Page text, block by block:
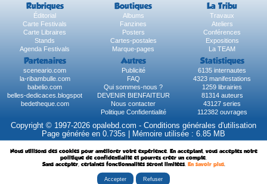
Rubriques Boutiques La Tribu
Éditorial Albums
Travaux
Carte Festivals
Fanzines
Ateliers
Carte Libraires
Posters
Conférences
Stands
Cartes-postales
Expositions
Agenda Festivals
Marque-pages La TEAM
Partenaires Autres Statistiques
sceneario.com Publicité
6135 internautes
la-ribambulle.com
FAQ
4323 manifestations
babelio.com
Qui sommes-nous ?
1259 librairies
belles-dedicaces.blogspot
DEVENIR BIENFAITEUR
81314 auteurs
bedetheque.com
Nous contacter
43127 series
Politique Confidentialité
112382 ouvrages
Copyright © 1997-2026 opalebd.com - Conditions générales d'utilisation
Page générée en 0.735s | Mémoire utilisée : 6.85 MB
Nous utilisons des cookies pour améliorer votre expérience. En acceptant, vous acceptez notre
politique de confidentialité et pourrez créer un compte.
Sans accepter, certaines fonctionnalités seront limitées. En savoir plus.
Accepter Refuser